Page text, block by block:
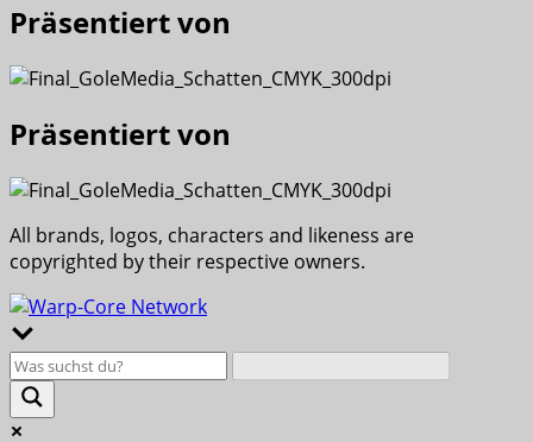
Präsentiert von
Präsentiert von
All brands, logos, characters and likeness are
copyrighted by their respective owners.